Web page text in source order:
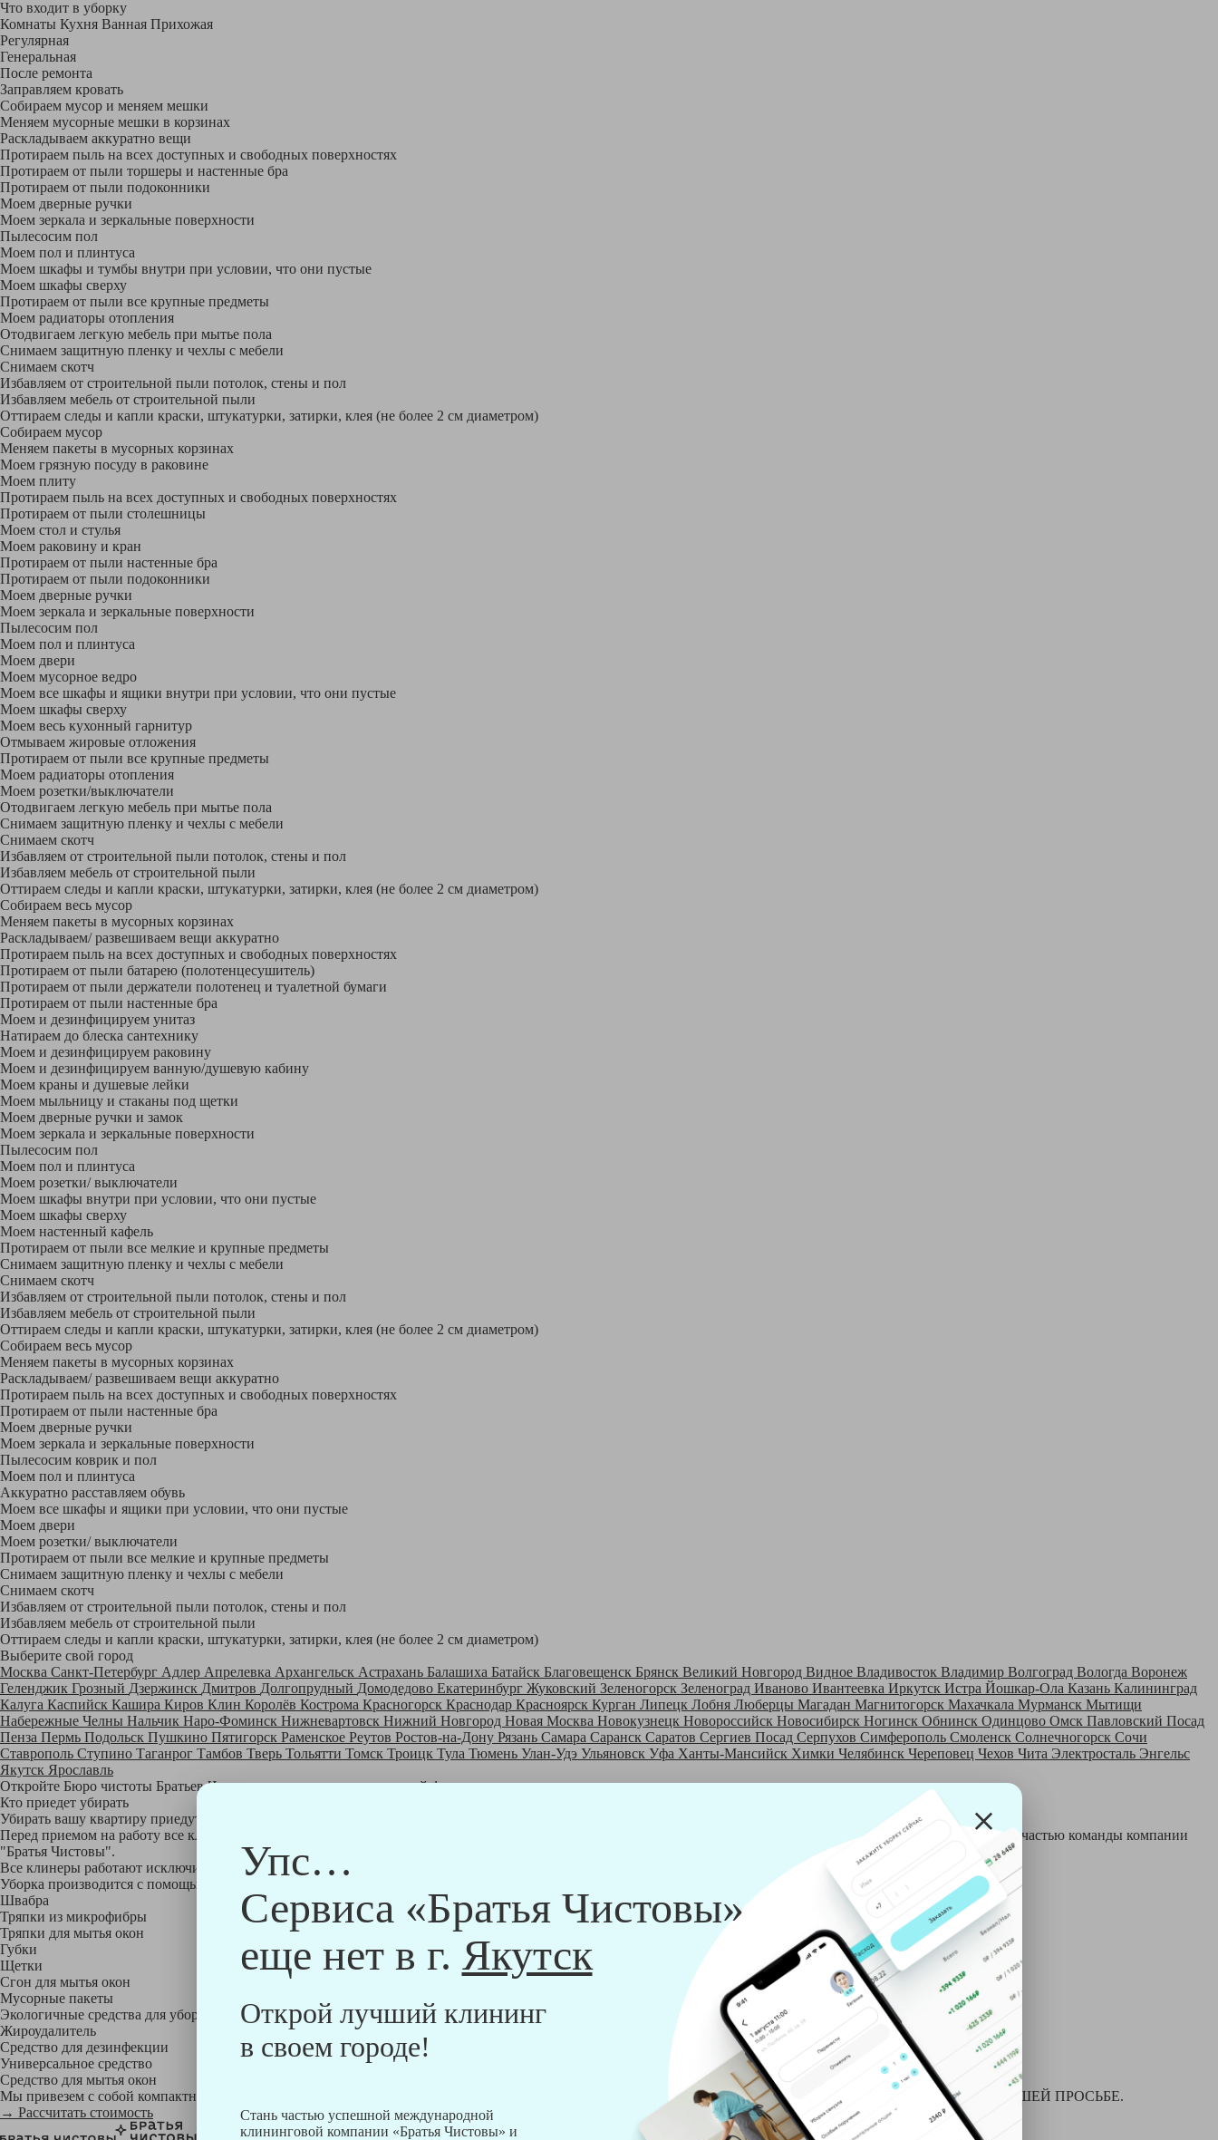
Упс…
Сервиса «Братья Чистовы»
еще нет в г. Якутск
Открой лучший клининг
в своем городе!
Стань частью успешной международной
клининговой компании «Братья Чистовы» и
Что входит в уборку
Регу­лярная
Гене­ральная
После ремонта
Заправляем кровать
Собираем мусор и меняем мешки
Меняем мусорные мешки в корзинах
Раскладываем аккуратно вещи
Протираем пыль на всех доступных и свободных поверхностях
Протираем от пыли торшеры и настенные бра
Протираем от пыли подоконники
Моем дверные ручки
Моем зеркала и зеркальные поверхности
Пылесосим пол
Моем пол и плинтуса
Моем шкафы и тумбы внутри при условии, что они пустые
Моем шкафы сверху
Протираем от пыли все крупные предметы
Моем радиаторы отопления
Отодвигаем легкую мебель при мытье пола
Снимаем защитную пленку и чехлы с мебели
Снимаем скотч
Избавляем от строительной пыли потолок, стены и пол
Избавляем мебель от строительной пыли
Оттираем следы и капли краски, штукатурки, затирки, клея (не более 2 см диаметром)
Собираем мусор
Меняем пакеты в мусорных корзинах
Моем грязную посуду в раковине
Моем плиту
Протираем пыль на всех доступных и свободных поверхностях
Протираем от пыли столешницы
Моем стол и стулья
Моем раковину и кран
Протираем от пыли настенные бра
Протираем от пыли подоконники
Моем дверные ручки
Моем зеркала и зеркальные поверхности
Пылесосим пол
Моем пол и плинтуса
Моем двери
Моем мусорное ведро
Моем все шкафы и ящики внутри при условии, что они пустые
Моем шкафы сверху
Моем весь кухонный гарнитур
Отмываем жировые отложения
Протираем от пыли все крупные предметы
Моем радиаторы отопления
Моем розетки/выключатели
Отодвигаем легкую мебель при мытье пола
Снимаем защитную пленку и чехлы с мебели
Снимаем скотч
Избавляем от строительной пыли потолок, стены и пол
Избавляем мебель от строительной пыли
Оттираем следы и капли краски, штукатурки, затирки, клея (не более 2 см диаметром)
Собираем весь мусор
Меняем пакеты в мусорных корзинах
Раскладываем/ развешиваем вещи аккуратно
Протираем пыль на всех доступных и свободных поверхностях
Протираем от пыли батарею (полотенцесушитель)
Протираем от пыли держатели полотенец и туалетной бумаги
Протираем от пыли настенные бра
Моем и дезинфицируем унитаз
Натираем до блеска сантехнику
Моем и дезинфицируем раковину
Моем и дезинфицируем ванную/душевую кабину
Моем краны и душевые лейки
Моем мыльницу и стаканы под щетки
Моем дверные ручки и замок
Моем зеркала и зеркальные поверхности
Пылесосим пол
Моем пол и плинтуса
Моем розетки/ выключатели
Моем шкафы внутри при условии, что они пустые
Моем шкафы сверху
Моем настенный кафель
Протираем от пыли все мелкие и крупные предметы
Снимаем защитную пленку и чехлы с мебели
Снимаем скотч
Избавляем от строительной пыли потолок, стены и пол
Избавляем мебель от строительной пыли
Оттираем следы и капли краски, штукатурки, затирки, клея (не более 2 см диаметром)
Собираем весь мусор
Меняем пакеты в мусорных корзинах
Раскладываем/ развешиваем вещи аккуратно
Протираем пыль на всех доступных и свободных поверхностях
Протираем от пыли настенные бра
Моем дверные ручки
Моем зеркала и зеркальные поверхности
Пылесосим коврик и пол
Моем пол и плинтуса
Аккуратно расставляем обувь
Моем все шкафы и ящики при условии, что они пустые
Моем двери
Моем розетки/ выключатели
Протираем от пыли все мелкие и крупные предметы
Снимаем защитную пленку и чехлы с мебели
Снимаем скотч
Избавляем от строительной пыли потолок, стены и пол
Избавляем мебель от строительной пыли
Оттираем следы и капли краски, штукатурки, затирки, клея (не более 2 см диаметром)
Выберите свой город
Москва Санкт-Петербург Адлер Апрелевка Архангельск Астрахань Балашиха Батайск Благовещенск Брянск Великий Новгород Видное Владивосток Владимир Волгоград Вологда Воронеж
Геленджик Грозный Дзержинск Дмитров Долгопрудный Домодедово Екатеринбург Жуковский Зеленогорск Зеленоград Иваново Ивантеевка Иркутск Истра Йошкар-Ола Казань Калининград
Калуга Каспийск Кашира Киров Клин Королёв Кострома Красногорск Краснодар Красноярск Курган Липецк Лобня Люберцы Магадан Магнитогорск Махачкала Мурманск Мытищи
Набережные Челны Нальчик Наро-Фоминск Нижневартовск Нижний Новгород Новая Москва Новокузнецк Новороссийск Новосибирск Ногинск Обнинск Одинцово Омск Павловский Посад
Пенза Пермь Подольск Пушкино Пятигорск Раменское Реутов Ростов-на-Дону Рязань Самара Саранск Саратов Сергиев Посад Серпухов Симферополь Смоленск Солнечногорск Сочи
Ставрополь Ступино Таганрог Тамбов Тверь Тольятти Томск Троицк Тула Тюмень Улан-Удэ Ульяновск Уфа Ханты-Мансийск Химки Челябинск Череповец Чехов Чита Электросталь Энгельс
Якутск Ярославль
Откройте Бюро чистоты Братьев Чистовых в своем городе понашей франшизе
Кто приедет убирать
Убирать вашу квартиру приедут профессионально обученные клинеры - русские девушки, в возрасте от 24 до 40 лет.
Перед приемом на работу все клинеры проходят аттестацию в нашем обучающем центре, а также проверку в службе безопасности и только после этого становятся частью команды компании
"Братья Чистовы".
Все клинеры работают исключительно в форме с логотипом компании "Братья Чистовы".
Уборка производится с помощью профессиональных технических и химический средств, которые наши клинеры привозят с собой:
Швабра
Тряпки из микрофибры
Тряпки для мытья окон
Губки
Щетки
Сгон для мытья окон
Мусорные пакеты
Экологичные средства для уборки немецкой марки Kiehl:
Жироудалитель
Средство для дезинфекции
Универсальное средство
Средство для мытья окон
Мы привезем с собой компактный профессиональный пылесос фирмы Soteco, а также утюг, ведро, парогенератор, аппарат для химчистки и многое другое ПО ВАШЕЙ ПРОСЬБЕ.
→ Рассчитать стоимость